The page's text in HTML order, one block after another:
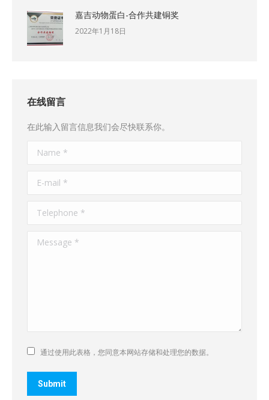
嘉吉动物蛋白-合作共建铜奖
2022年1月18日
在线留言
在此输入留言信息我们会尽快联系你。
Name *
E-mail *
Telephone *
Message *
通过使用此表格，您同意本网站存储和处理您的数据。
Submit